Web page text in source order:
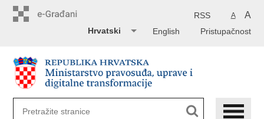
A A
RSS
Pristupačnost
English
Hrvatski